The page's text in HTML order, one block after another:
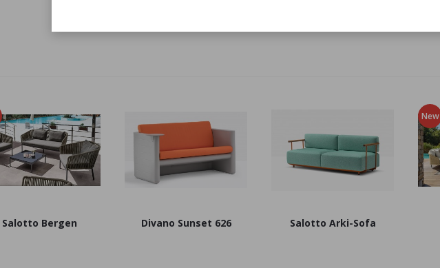
Salotto Bergen Divano Sunset 626 Salotto Arki-Sofa
New